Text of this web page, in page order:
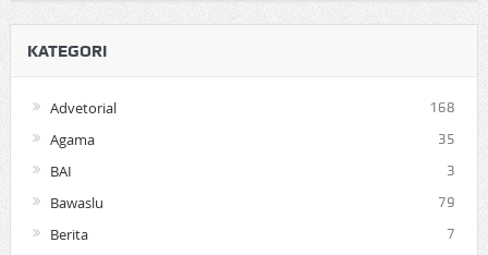
KATEGORI
Advetorial 168
Agama 35
BAI 3
Bawaslu 79
Berita 7